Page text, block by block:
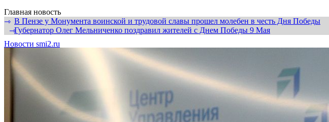
Главная новость
⇾ В Пензе у Монумента воинской и трудовой славы прошел молебен в честь Дня Победы
⇾Губернатор Олег Мельниченко поздравил жителей с Днем Победы 9 Мая
Новости smi2.ru